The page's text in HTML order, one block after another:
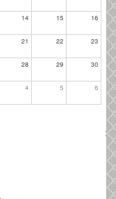
14 15 16
21 22 23
28 29 30
4 5 6